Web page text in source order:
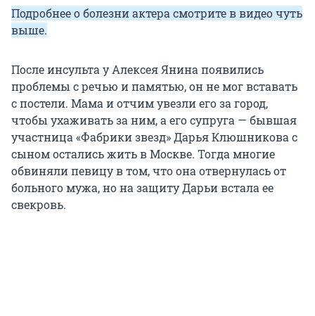
Подробнее о болезни актера смотрите в видео чуть
выше.
После инсульта у Алексея Янина появились
проблемы с речью и памятью, он не мог вставать
с постели. Мама и отчим увезли его за город,
чтобы ухаживать за ним, а его супруга — бывшая
участница «Фабрики звезд» Дарья Клюшникова с
сыном остались жить в Москве. Тогда многие
обвиняли певицу в том, что она отвернулась от
больного мужа, но на защиту Дарьи встала ее
свекровь.